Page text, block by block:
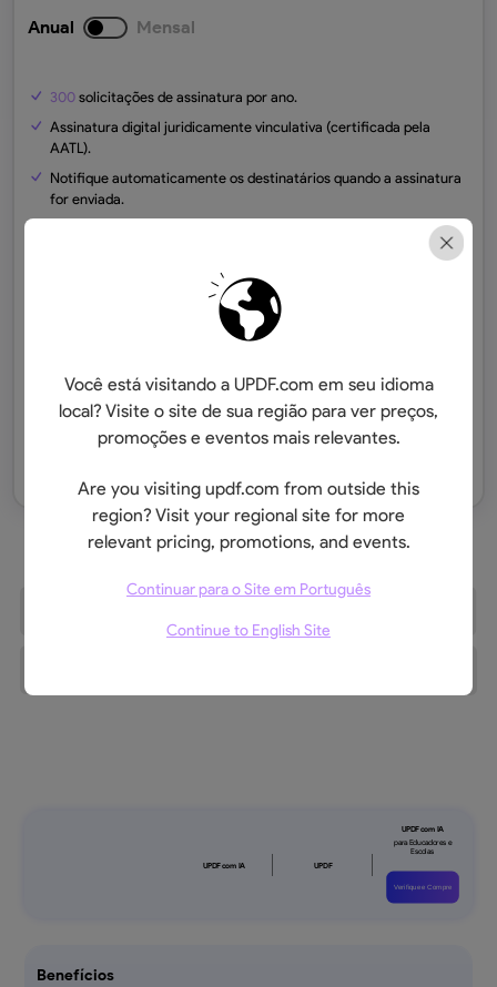
Você está visitando a UPDF.com em seu idioma
local? Visite o site de sua região para ver preços,
promoções e eventos mais relevantes.
Are you visiting updf.com from outside this
region? Visit your regional site for more
relevant pricing, promotions, and events.
Continuar para o Site em Português
Continue to English Site
Anual Mensal
300 solicitações de assinatura por ano.
Assinatura digital juridicamente vinculativa (certificada pela
AATL).
Notifique automaticamente os destinatários quando a assinatura
for enviada.
Salve e gerencie assinaturas digitais para uso a longo prazo.
Fornecer trilha de auditoria e certificação.
Verifique e Compre
Benefícios